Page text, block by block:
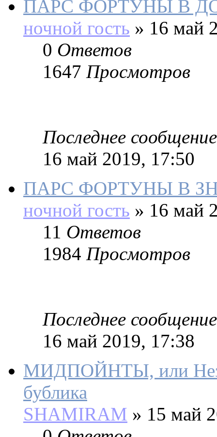
ПАРС ФОРТУНЫ В
ночной гость » 16 май
0 Ответов
1647 Просмотров
Последнее сообщение
16 май 2019, 17:50
ПАРС ФОРТУНЫ В
ночной гость » 16 май
11 Ответов
1984 Просмотров
Последнее сообщение
16 май 2019, 17:38
МИДПОЙНТЫ, или
бублика
SHAMIRAM » 15 май